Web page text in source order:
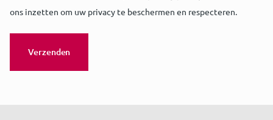
ons inzetten om uw privacy te beschermen en respecteren.